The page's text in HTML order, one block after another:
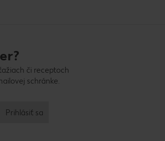
či receptoch
schránke.
Prihlásiť sa